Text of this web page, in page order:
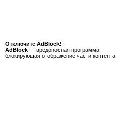
Отключите AdBlock!
AdBlock — вредоносная программа,
блокирующая отображение части контента.